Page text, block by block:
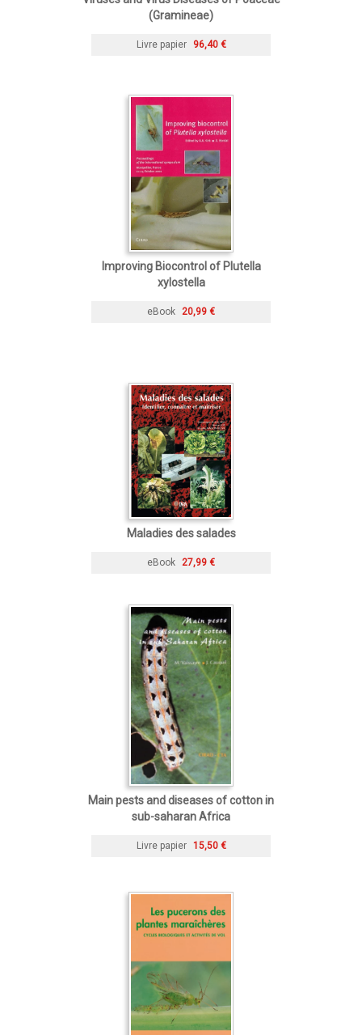
(Gramineae)
Livre papier 96,40 €
Improving Biocontrol of Plutella
xylostella
eBook 20,99 €
Maladies des salades
eBook 27,99 €
Main pests and diseases of cotton in
sub-saharan Africa
Livre papier 15,50 €